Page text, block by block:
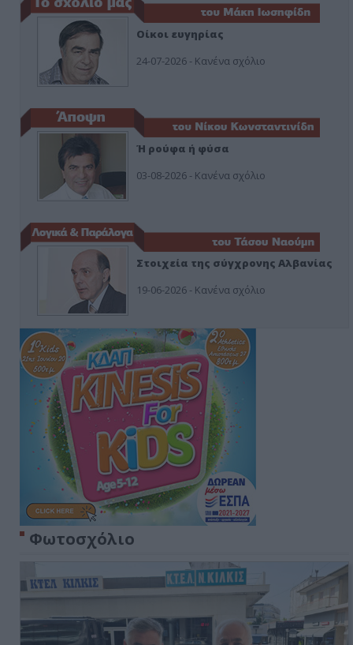
Οίκοι ευγηρίας
24-07-2026 - Κανένα σχόλιο
Ή ρούφα ή φύσα
03-08-2026 - Κανένα σχόλιο
Στοιχεία της σύγχρονης Αλβανίας
19-06-2026 - Κανένα σχόλιο
Φωτοσχόλιο